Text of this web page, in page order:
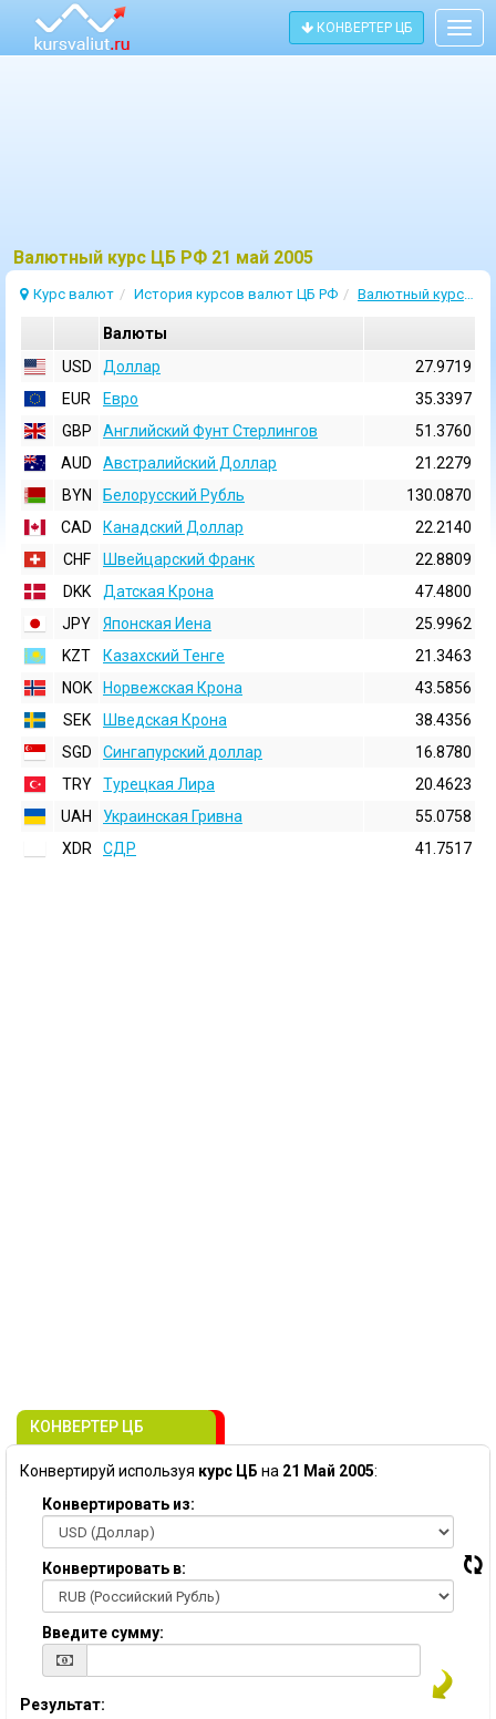
КОНВЕРТЕР ЦБ
Bалютный курс ЦБ РФ 21 май 2005
Курс валют История курсов валют ЦБ РФ Валютный курс 21 Май 2005
Валюты
USD
Доллар
27.9719
EUR
Евро
35.3397
GBP
Английский Фунт Стерлингов
51.3760
AUD
Австралийский Доллар
21.2279
BYN
Белорусский Рубль
130.0870
CAD
Канадский Доллар
22.2140
CHF
Швейцарский Франк
22.8809
DKK
Датская Крона
47.4800
JPY
Японская Иена
25.9962
KZT
Казахский Тенге
21.3463
NOK
Норвежская Крона
43.5856
SEK
Шведская Крона
38.4356
SGD
Сингапурский доллар
16.8780
TRY
Турецкая Лира
20.4623
UAH
Украинская Гривна
55.0758
XDR
СДР 41.7517
КОНВЕРТЕР ЦБ
Конвертируй используя курс ЦБ на 21 Май 2005:
Конвертировать из:
Конвертировать в:
Введите сумму:
Результат: